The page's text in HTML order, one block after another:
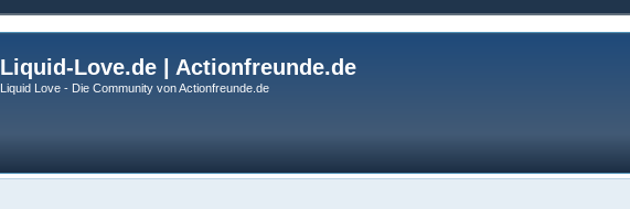
Liquid-Love.de | Actionfreunde.de
Liquid Love - Die Community von Actionfreunde.de